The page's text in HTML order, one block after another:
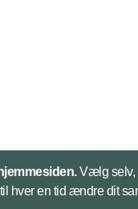
Vælg selv,
hver en tid ændre dit